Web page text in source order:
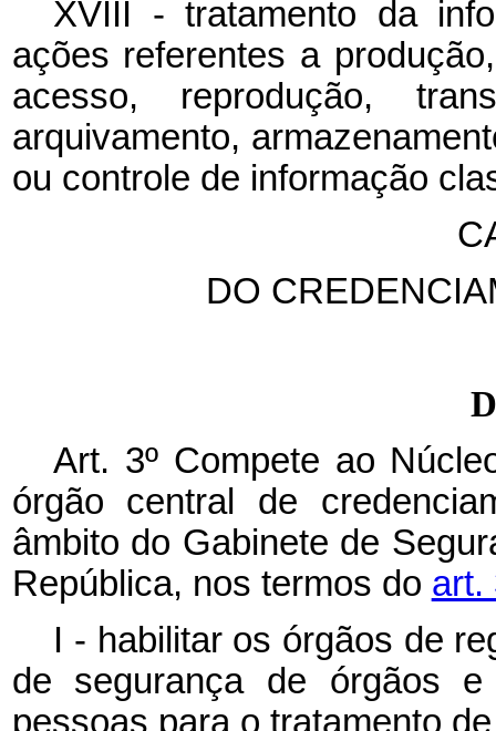
XVIII - tratamento da
ações referentes a
acesso, reprodução,
arquivamento,
ou controle de informação
DO
Art. 3º Compete ao
órgão central de
âmbito do Gabinete de
República, nos termos do art.
I - habilitar os órgãos de
de segurança de órgãos
pessoas para o tratamento